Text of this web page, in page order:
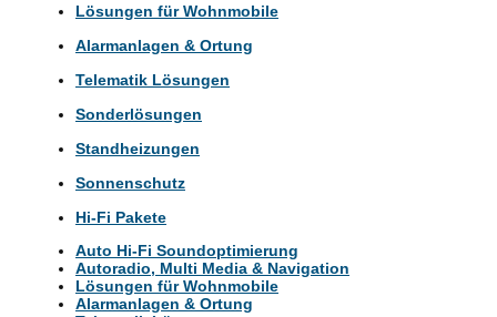
Lösungen für Wohnmobile
Alarmanlagen & Ortung
Telematik Lösungen
Sonderlösungen
Standheizungen
Sonnenschutz
Hi-Fi Pakete
Auto Hi-Fi Soundoptimierung
Autoradio, Multi Media & Navigation
Lösungen für Wohnmobile
Alarmanlagen & Ortung